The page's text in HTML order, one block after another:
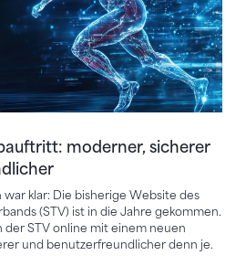
moderner, sicherer
klar: Die bisherige Website des
(STV) ist in die Jahre gekommen.
STV online mit einem neuen
und benutzerfreundlicher denn je.